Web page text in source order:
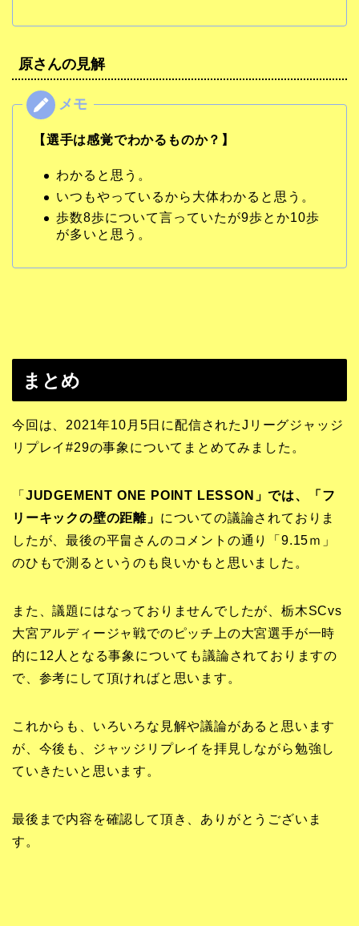
原さんの見解
【選手は感覚でわかるものか？】
わかると思う。
いつもやっているから大体わかると思う。
歩数8歩について言っていたが9歩とか10歩
が多いと思う。
まとめ
今回は、2021年10月5日に配信されたJリーグジャッジ
リプレイ#29の事象についてまとめてみました。
「 JUDGEMENT ONE POINT LESSON」では、「フ
リーキックの壁の距離」 についての議論されておりま
したが、最後の平畠さんのコメントの通り「9.15ｍ」
のひもで測るというのも良いかもと思いました。
また、議題にはなっておりませんでしたが、栃木SCvs
大宮アルディージャ戦でのピッチ上の大宮選手が一時
的に12人となる事象についても議論されておりますの
で、参考にして頂ければと思います。
これからも、いろいろな見解や議論があると思います
が、今後も、ジャッジリプレイを拝見しながら勉強し
ていきたいと思います。
最後まで内容を確認して頂き、ありがとうございま
す。